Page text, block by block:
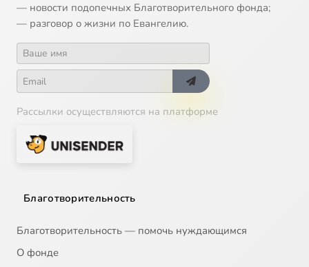
— новости подопечных Благотворительного фонда;
— разговор о жизни по Евангелию.
Рассылки осуществляются на платформе
Благотворительность
Благотворительность — помочь нуждающимся
О фонде